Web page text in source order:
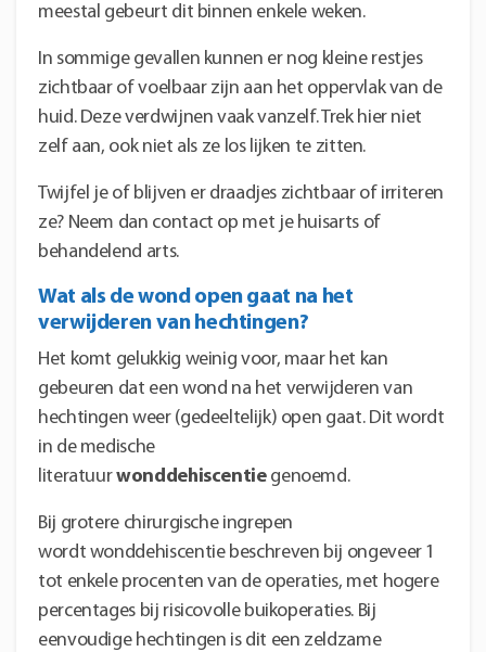
meestal gebeurt dit binnen enkele weken.
In sommige gevallen kunnen er nog kleine restjes
zichtbaar of voelbaar zijn aan het oppervlak van de
huid. Deze verdwijnen vaak vanzelf. Trek hier niet
zelf aan, ook niet als ze los lijken te zitten.
Twijfel je of blijven er draadjes zichtbaar of irriteren
ze? Neem dan contact op met je huisarts of
behandelend arts.
Wat als de wond open gaat na het
verwijderen van hechtingen?
Het komt gelukkig weinig voor, maar het kan
gebeuren dat een wond na het verwijderen van
hechtingen weer (gedeeltelijk) open gaat. Dit wordt
in de medische
literatuurwonddehiscentie genoemd.
Bij grotere chirurgische ingrepen
wordt wonddehiscentie beschreven bij ongeveer 1
tot enkele procenten van de operaties, met hogere
percentages bij risicovolle buikoperaties. Bij
eenvoudige hechtingen is dit een zeldzame